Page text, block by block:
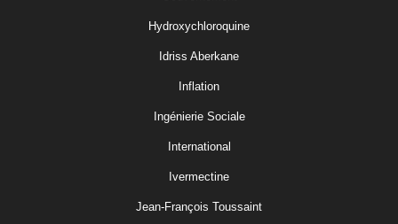
Hydroxychloroquine
Idriss Aberkane
Inflation
Ingénierie Sociale
International
Ivermectine
Jean-François Toussaint